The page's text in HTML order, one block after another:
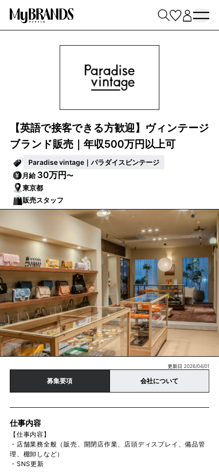
【英語で接客できる方歓迎】ヴィンテージ
ブランド販売｜年収500万円以上可
Paradise vintage｜パラダイスビンテージ
月給30万円〜
東京都
販売スタッフ
更新日 2026/04/01
募集要項 会社について
仕事内容
【仕事内容】
・店舗業務全般（販売、開閉店作業、店頭ディスプレイ、備品管
理、棚卸しなど）
・SNS更新